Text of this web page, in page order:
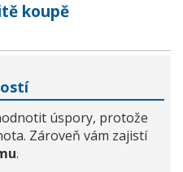
koupě
úspory, protože
Zároveň vám zajistí
.